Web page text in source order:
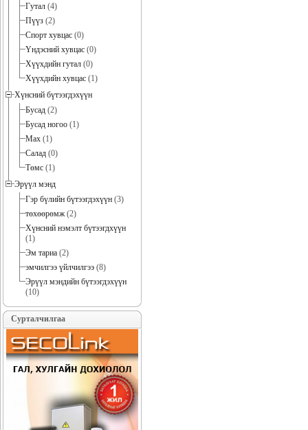
Гутал (4)
Пүүз (2)
Спорт хувцас (0)
Үндэсний хувцас (0)
Хүүхдийн гутал (0)
Хүүхдийн хувцас (1)
Хүнсний бүтээгдэхүүн
Бусад (2)
Бусад ногоо (1)
Мах (1)
Салад (0)
Төмс (1)
Эрүүл мэнд
Гэр бүлийн бүтээгдэхүүн (3)
төхөөрөмж(2)
Хүнсний нэмэлт бүтээгдхүүн
(1)
Эм тариа (2)
эмчилгээ үйлчилгээ (8)
Эрүүл мэндийн бүтээгдэхүүн
(10)
Сурталчилгаа